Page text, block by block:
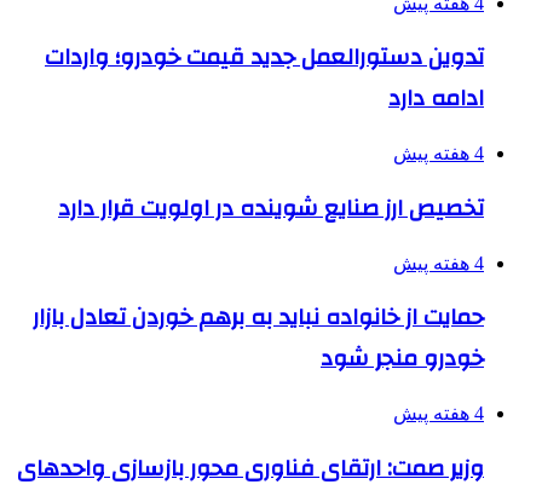
تدوین دستورالعمل جدید قیمت خودرو؛ واردات
ادامه دارد
4 هفته پیش
تخصیص ارز صنایع شوینده در اولویت قرار دارد
4 هفته پیش
حمایت از خانواده نباید به برهم خوردن تعادل بازار
خودرو منجر شود
4 هفته پیش
وزیر صمت: ارتقای فناوری محور بازسازی واحدهای